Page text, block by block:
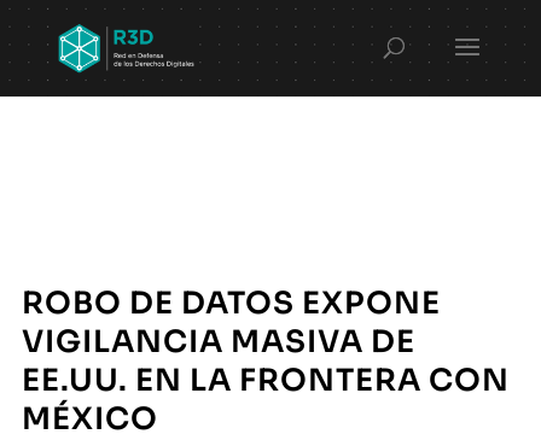
ROBO DE DATOS EXPONE
VIGILANCIA MASIVA DE
EE.UU. EN LA FRONTERA CON
MÉXICO